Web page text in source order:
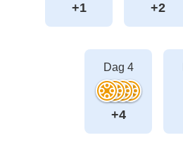
+1 +2
Dag 4
+4